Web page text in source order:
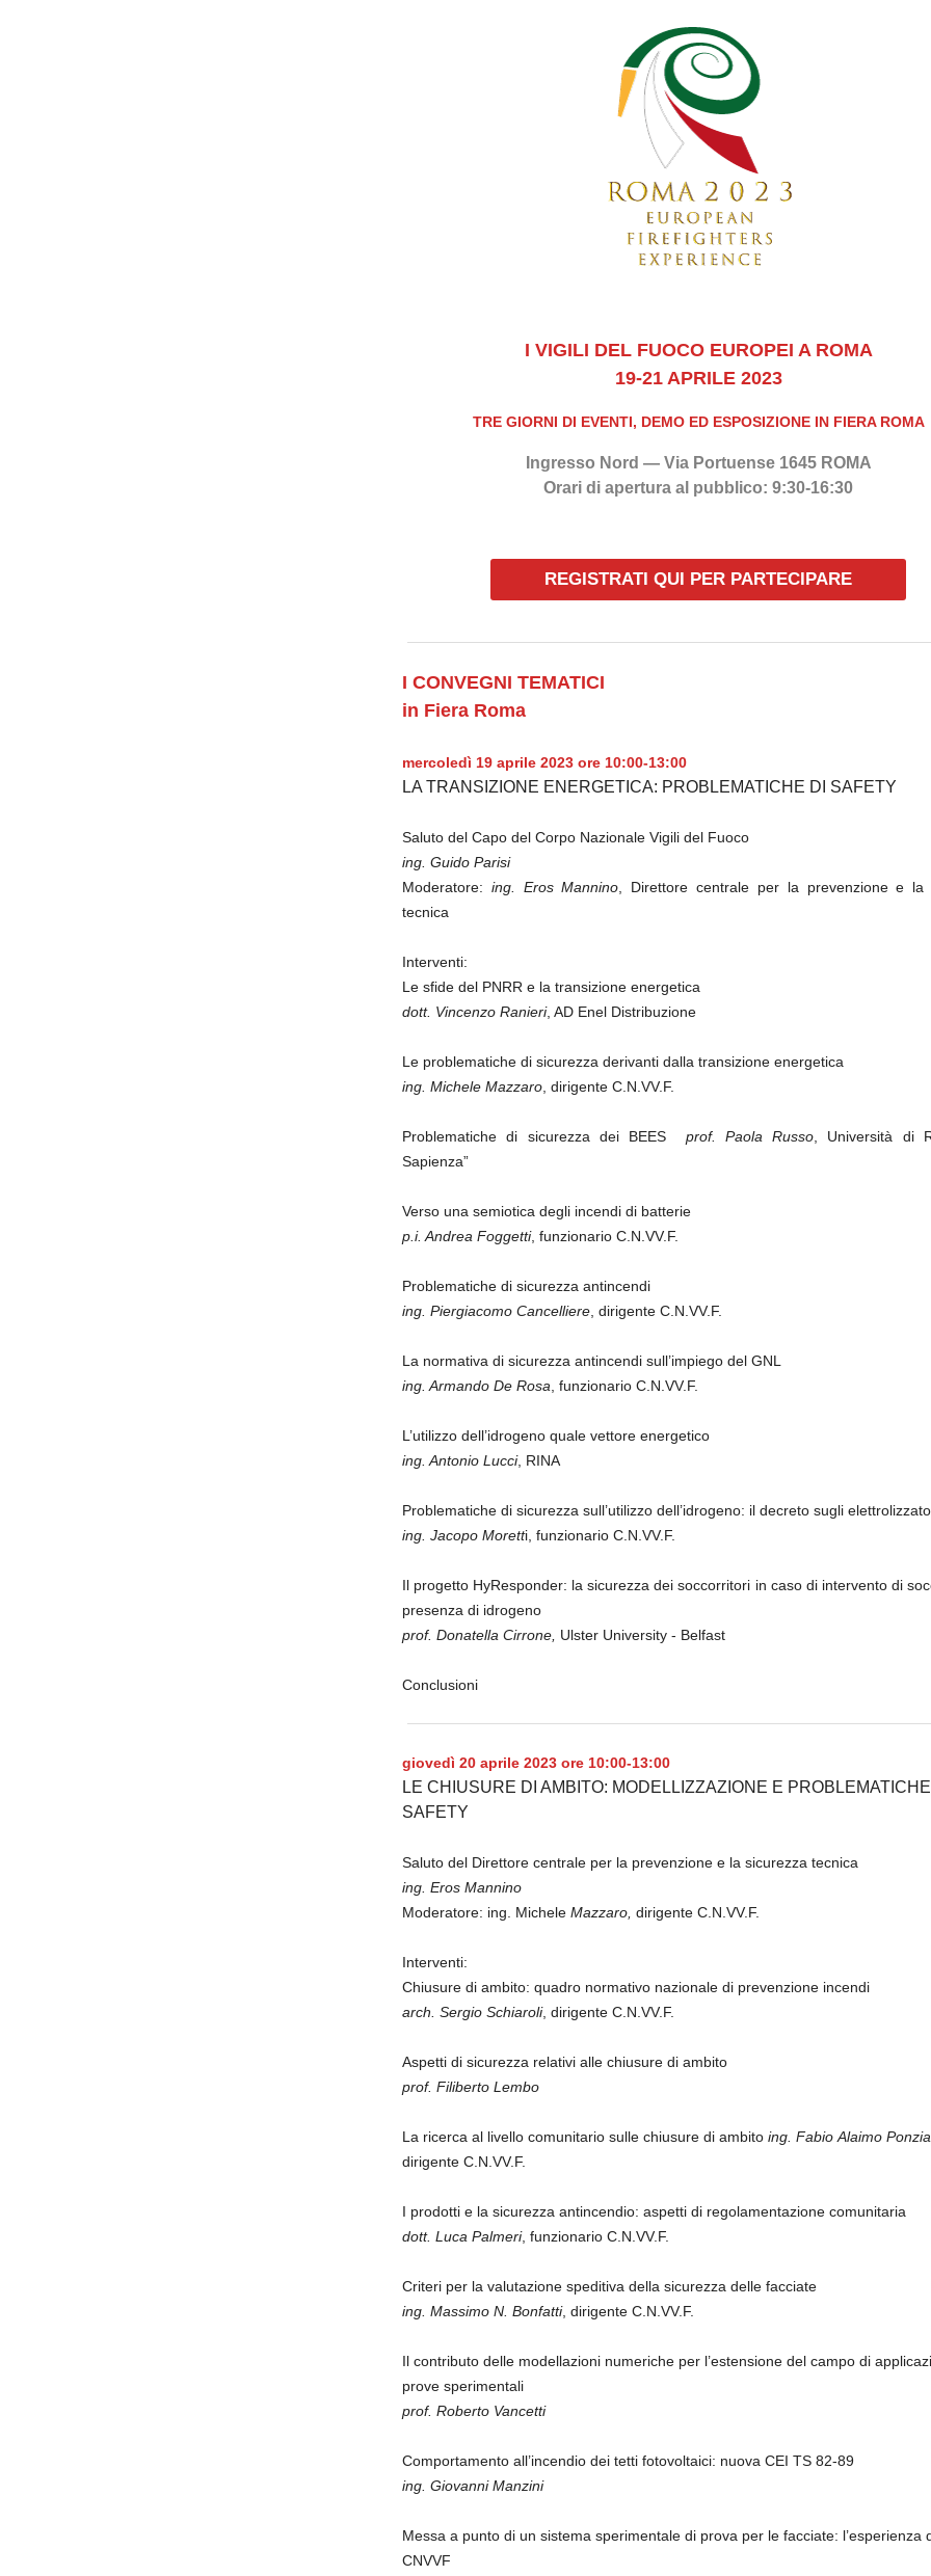
I VIGILI DEL FUOCO EUROPEI A ROMA
19-21 APRILE 2023
TRE GIORNI DI EVENTI, DEMO ED ESPOSIZIONE IN FIERA ROMA
Ingresso Nord — Via Portuense 1645 ROMA
Orari di apertura al pubblico: 9:30-16:30
REGISTRATI QUI PER PARTECIPARE
I CONVEGNI TEMATICI
in Fiera Roma
mercoledì 19 aprile 2023 ore 10:00-13:00
LA TRANSIZIONE ENERGETICA: PROBLEMATICHE DI SAFETY
Saluto del Capo del Corpo Nazionale Vigili del Fuoco
ing. Guido Parisi
Moderatore: ing. Eros Mannino , Direttore centrale per la prevenzione e la
tecnica
Interventi:
Le sfide del PNRR e la transizione energetica
dott. Vincenzo Ranieri, AD Enel Distribuzione
Le problematiche di sicurezza derivanti dalla transizione energetica
ing. Michele Mazzaro , dirigente C.N.VV.F.
Problematiche di sicurezza dei BEES prof. Paola Russo , Università di
Sapienza”
Verso una semiotica degli incendi di batterie
p.i. Andrea Foggetti, funzionario C.N.VV.F.
Problematiche di sicurezza antincendi
ing. Piergiacomo Cancelliere , dirigente C.N.VV.F.
La normativa di sicurezza antincendi sull’impiego del GNL
ing. Armando De Rosa , funzionario C.N.VV.F.
L’utilizzo dell’idrogeno quale vettore energetico
ing. Antonio Lucci, RINA
Problematiche di sicurezza sull’utilizzo dell’idrogeno: il decreto sugli
ing. Jacopo Moretti, funzionario C.N.VV.F.
Il progetto HyResponder: la sicurezza dei soccorritori in caso di intervento di
presenza di idrogeno
prof. Donatella Cirrone, Ulster University - Belfast
Conclusioni
giovedì 20 aprile 2023 ore 10:00-13:00
LE CHIUSURE DI AMBITO: MODELLIZZAZIONE E
SAFETY
Saluto del Direttore centrale per la prevenzione e la sicurezza tecnica
ing. Eros Mannino
Moderatore: ing. Michele Mazzaro, dirigente C.N.VV.F.
Interventi:
Chiusure di ambito: quadro normativo nazionale di prevenzione incendi
arch. Sergio Schiaroli, dirigente C.N.VV.F.
Aspetti di sicurezza relativi alle chiusure di ambito
prof. Filiberto Lembo
La ricerca al livello comunitario sulle chiusure di ambito ing. Fabio Alaimo
dirigente C.N.VV.F.
I prodotti e la sicurezza antincendio: aspetti di regolamentazione comunitaria
dott. Luca Palmeri, funzionario C.N.VV.F.
Criteri per la valutazione speditiva della sicurezza delle facciate
ing. Massimo N. Bonfatti, dirigente C.N.VV.F.
Il contributo delle modellazioni numeriche per l’estensione del campo di
prove sperimentali
prof. Roberto Vancetti
Comportamento all’incendio dei tetti fotovoltaici: nuova CEI TS 82-89
ing. Giovanni Manzini
Messa a punto di un sistema sperimentale di prova per le facciate: l’esperienza
CNVVF